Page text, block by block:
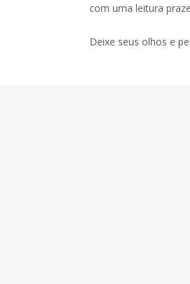
com uma leitura
Deixe seus olhos e